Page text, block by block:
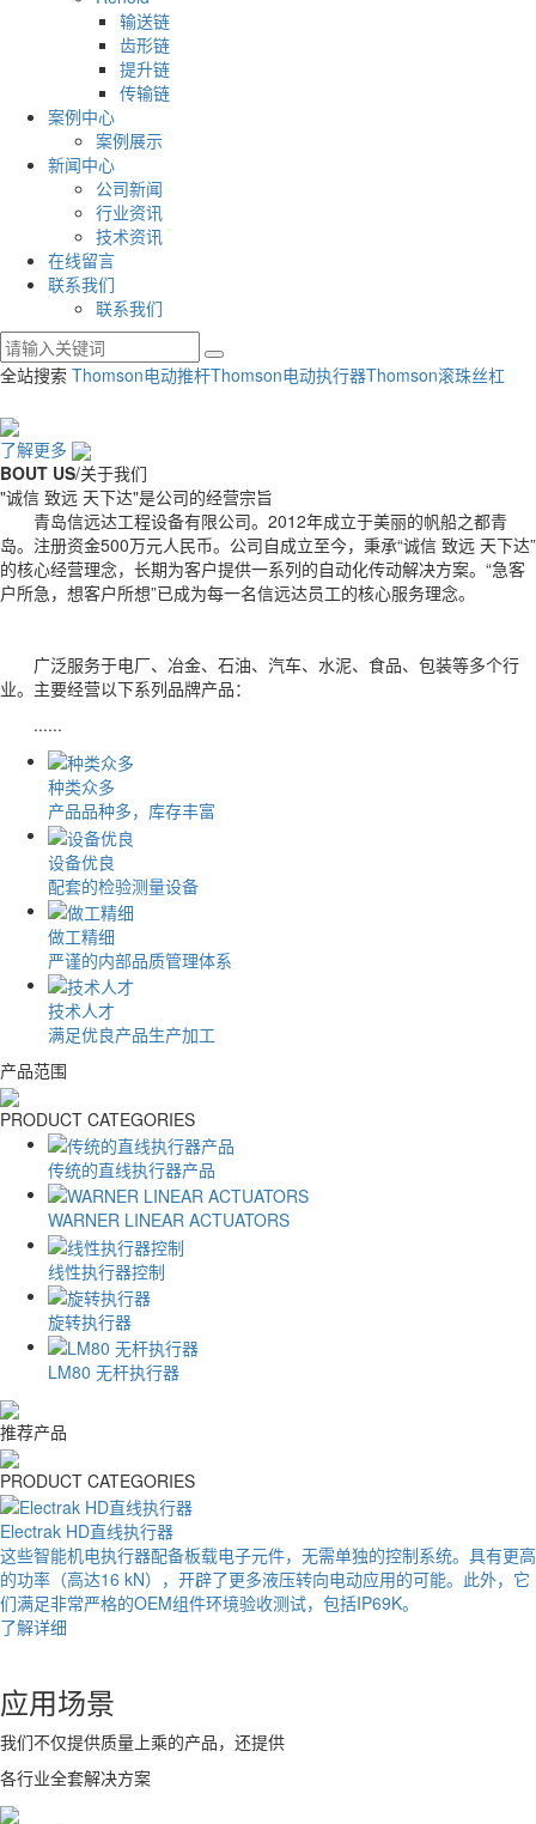
输送链
齿形链
提升链
传输链
案例中心
案例展示
新闻中心
公司新闻
行业资讯
技术资讯
在线留言
联系我们
联系我们
全站搜索 Thomson电动推杆Thomson电动执行器Thomson滚珠丝杠
了解更多
BOUT US/关于我们
"诚信 致远 天下达"是公司的经营宗旨
青岛信远达工程设备有限公司。2012年成立于美丽的帆船之都青
岛。注册资金500万元人民币。公司自成立至今，秉承“诚信 致远 天下达”
的核心经营理念，长期为客户提供一系列的自动化传动解决方案。“急客
户所急，想客户所想”已成为每一名信远达员工的核心服务理念。
广泛服务于电厂、冶金、石油、汽车、水泥、食品、包装等多个行
业。主要经营以下系列品牌产品：
......
种类众多
产品品种多，库存丰富
设备优良
配套的检验测量设备
做工精细
严谨的内部品质管理体系
技术人才
满足优良产品生产加工
产品范围
PRODUCT CATEGORIES
传统的直线执行器产品
WARNER LINEAR ACTUATORS
线性执行器控制
旋转执行器
LM80 无杆执行器
推荐产品
PRODUCT CATEGORIES
Electrak HD直线执行器
这些智能机电执行器配备板载电子元件，无需单独的控制系统。具有更高
的功率（高达16 kN），开辟了更多液压转向电动应用的可能。此外，它
们满足非常严格的OEM组件环境验收测试，包括IP69K。
了解详细
应用场景
我们不仅提供质量上乘的产品，还提供
各行业全套解决方案